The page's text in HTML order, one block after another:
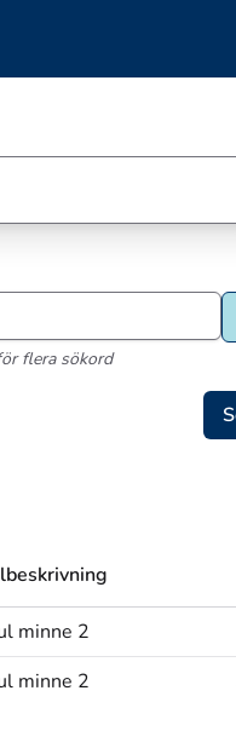
flera sökord
minne 2
minne 2